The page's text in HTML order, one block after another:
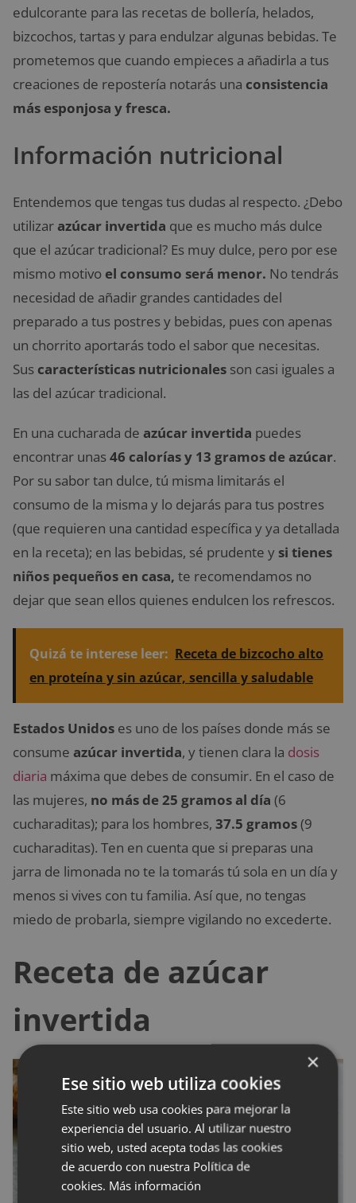
edulcorante para las recetas de bollería, helados,
bizcochos, tartas y para endulzar algunas bebidas. Te
prometemos que cuando empieces a añadirla a tus
creaciones de repostería notarás una consistencia
más esponjosa y fresca.
Información nutricional
Entendemos que tengas tus dudas al respecto. ¿Debo
utilizar azúcar invertida que es mucho más dulce
que el azúcar tradicional? Es muy dulce, pero por ese
mismo motivo el consumo será menor. No tendrás
necesidad de añadir grandes cantidades del
preparado a tus postres y bebidas, pues con apenas
un chorrito aportarás todo el sabor que necesitas.
Sus características nutricionales son casi iguales a
las del azúcar tradicional.
En una cucharada de azúcar invertida puedes
encontrar unas46 calorías y 13 gramos de azúcar.
Por su sabor tan dulce, tú misma limitarás el
consumo de la misma y lo dejarás para tus postres
(que requieren una cantidad específica y ya detallada
en la receta); en las bebidas, sé prudente y si tienes
niños pequeños en casa, te recomendamos no
dejar que sean ellos quienes endulcen los refrescos.
Quizá te interese leer: Receta de bizcocho alto
en proteína y sin azúcar, sencilla y saludable
Estados Unidos es uno de los países donde más se
consume azúcar invertida, y tienen clara la dosis
diaria máxima que debes de consumir. En el caso de
las mujeres, no más de 25 gramos al día (6
cucharaditas); para los hombres, 37.5 gramos(9
cucharaditas). Ten en cuenta que si preparas una
jarra de limonada no te la tomarás tú sola en un día y
menos si vives con tu familia. Así que, no tengas
miedo de probarla, siempre vigilando no excederte.
Receta de azúcar
invertida
×
Ese sitio web utiliza cookies
Este sitio web usa cookies para mejorar la
experiencia del usuario. Al utilizar nuestro
sitio web, usted acepta todas las cookies
de acuerdo con nuestra Política de
cookies. Más información